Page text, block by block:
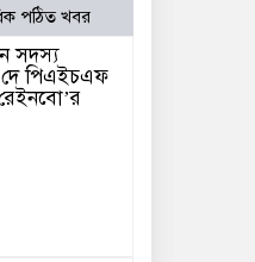
পঠিত খবর
সদস্য
দে পিএইচএফ